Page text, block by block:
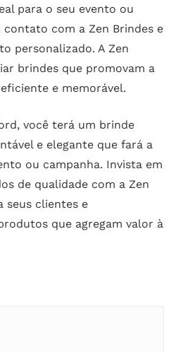
para o seu evento ou
contato com a Zen Brindes e
personalizado. A Zen
brindes que promovam a
e memorável.
você terá um brinde
e elegante que fará a
ou campanha. Invista em
de qualidade com a Zen
seus clientes e
que agregam valor à